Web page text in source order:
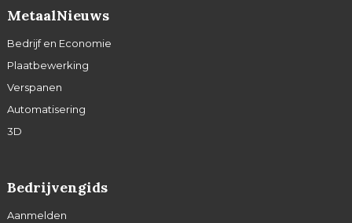
MetaalNieuws
Bedrijf en Economie
Plaatbewerking
Verspanen
Automatisering
3D
Bedrijvengids
Aanmelden